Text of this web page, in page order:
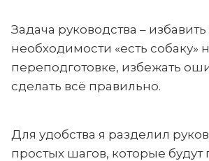
Задача руководства – избавить
необходимости «есть собаку»
переподготовке, избежать
сделать всё правильно.
Для удобства я разделил
простых шагов, которые будут